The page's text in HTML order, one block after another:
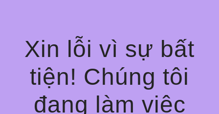
Xin lỗi vì sự bất
tiện! Chúng tôi
đang làm việc